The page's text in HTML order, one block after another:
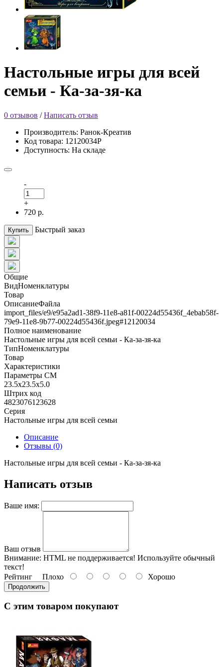
Настольные игры для всей
семьи - Ка-за-зя-ка
0 отзывов /Написать отзыв
Производитель: Ранок-Креатив
Код товара: 12120034Р
Доступность: На складе
-
+
720 р.
Купить Быстрый заказ
Общие
ВидНоменклатуры
Товар
ОписаниеФайла
import_files/e9/e95a2ad1-38f9-11e8-a81f-00224d55436f_4ebab58f-
79e9-11e8-9b77-00224d55436f.jpeg#12120034
Полное наименование
Настольные игры для всей семьи - Ка-за-зя-ка
ТипНоменклатуры
Товар
Характеристики
Параметры СМ
23.5x23.5x5.0
Штрих код
4823076123628
Серия
Настольные игры для всей семьи
Описание
Отзывы (0)
Настольные игры для всей семьи - Ка-за-зя-ка
Написать отзыв
Ваше имя:
Ваш отзыв
Внимание: HTML не поддерживается! Используйте обычный
текст!
Рейтинг Плохо Хорошо
Продолжить
С этим товаром покупают